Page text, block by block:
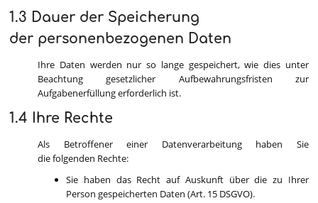
1.3 Dauer der Speicherung
der personenbezogenen Daten
Ihre Daten werden nur so lange gespeichert, wie dies unter
Beachtung gesetzlicher Aufbewahrungsfristen zur
Aufgabenerfüllung erforderlich ist.
1.4 Ihre Rechte
Als Betroffener einer Datenverarbeitung haben Sie
die folgenden Rechte:
Sie haben das Recht auf Auskunft über die zu Ihrer
Person gespeicherten Daten (Art. 15 DSGVO).